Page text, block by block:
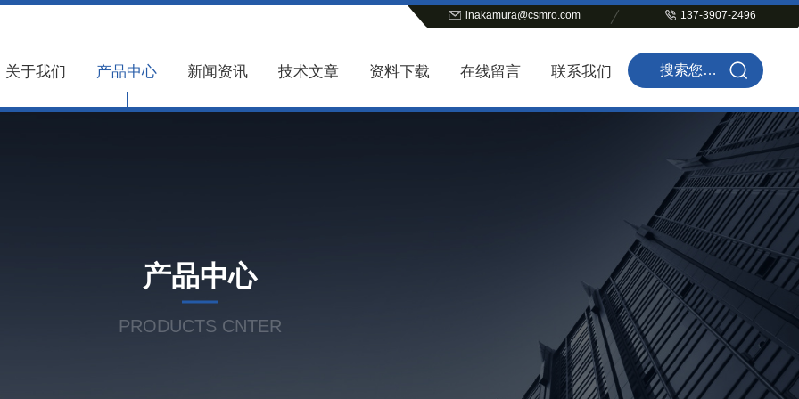
lnakamura@csmro.com 137-3907-2496
关于我们 产品中心 新闻资讯 技术文章 资料下载 在线留言 联系我们
产品中心
PRODUCTS CNTER